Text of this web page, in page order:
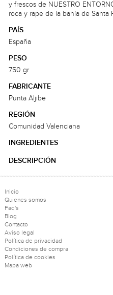
y frescos de NUESTRO
roca y rape de la bahía de Santa
PAÍS
España
PESO
750 gr
FABRICANTE
Punta Aljibe
REGIÓN
Comunidad Valenciana
INGREDIENTES
DESCRIPCIÓN
Inicio
Quienes somos
Faq's
Blog
Contacto
Aviso legal
Política de privacidad
Condiciones de compra
Política de cookies
Mapa web